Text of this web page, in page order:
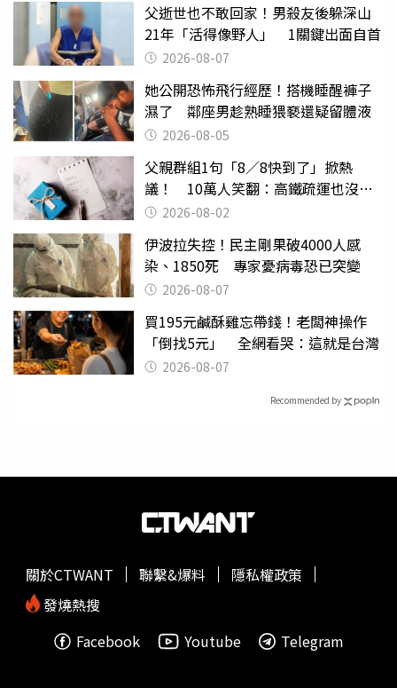
父逝世也不敢回家！男殺友後躲深山
21年「活得像野人」 1關鍵出面自首
2026-08-07
她公開恐怖飛行經歷！搭機睡醒褲子
濕了 鄰座男趁熟睡猥褻還疑留體液
2026-08-05
父親群組1句「8／8快到了」掀熱
議！ 10萬人笑翻：高鐵疏運也沒列
父親節
2026-08-02
伊波拉失控！民主剛果破4000人感
染、1850死 專家憂病毒恐已突變
2026-08-07
買195元鹹酥雞忘帶錢！老闆神操作
「倒找5元」 全網看哭：這就是台灣
2026-08-07
Recommended by
關於CTWANT 聯繫&爆料
隱私權政策
發燒熱搜
Facebook
Youtube Telegram